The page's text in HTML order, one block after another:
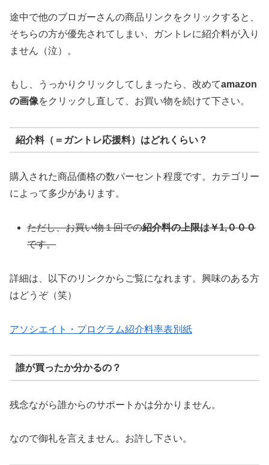
途中で他のブロガーさんの商品リンクをクリックすると、
そちらの方が優先されてしまい、ガントレに紹介料が入り
ません（泣）。
もし、うっかりクリックしてしまったら、改めてamazon
の画像をクリックし直して、お買い物を続けて下さい。
紹介料（＝ガントレ応援料）はどれくらい？
購入された商品価格の数パーセント程度です。カテゴリー
によって多少があります。
ただし、お買い物１回での紹介料の上限は￥1,０００
です。
詳細は、以下のリンクからご覧になれます。興味のある方
はどうぞ（笑）
アソシエイト・プログラム紹介料率表別紙
誰が買ったか分かるの？
残念ながら誰からのサポートかは分かりません。
なので御礼を言えません。お許し下さい。